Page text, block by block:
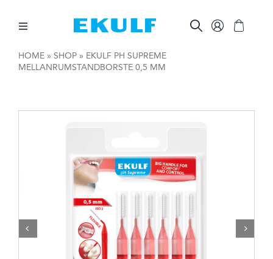
contentToggle
Navigation
MELLAN TÄNDERNA
BORSTA TÄNDERNA
FÖR FÖRETAG
HOME» SHOP» EKULF PH SUPREME
MELLANRUMSTANDBORSTE 0,5 MM
 